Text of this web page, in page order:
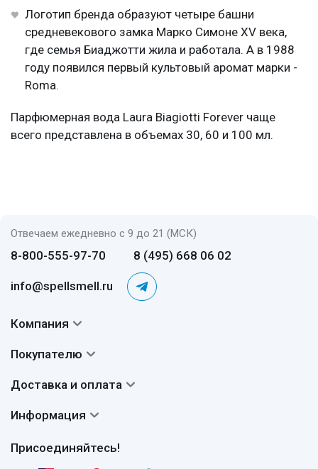
Логотип бренда образуют четыре башни
средневекового замка Марко Симоне XV века,
где семья Биаджотти жила и работала. А в 1988
году появился первый культовый аромат марки -
Roma.
Парфюмерная вода Laura Biagiotti Forever чаще
всего представлена в объемах 30, 60 и 100 мл.
Отвечаем ежедневно с 9 до 21 (МСК)
8-800-555-97-70 8 (495) 668 06 02
info@spellsmell.ru
Присоединяйтесь!
Компания
Авторы
Сертификаты
Покупателю
Вопросы и ответы
Отзывы
Доставка и оплата
Доставка
Возврат
Информация